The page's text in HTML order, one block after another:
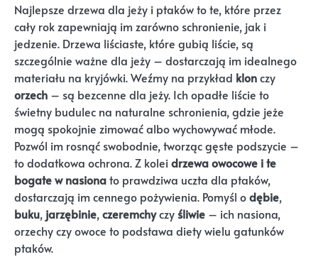
Najlepsze drzewa dla jeży i ptaków to te, które przez
cały rok zapewniają im zarówno schronienie, jak i
jedzenie. Drzewa liściaste, które gubią liście, są
szczególnie ważne dla jeży – dostarczają im idealnego
materiału na kryjówki. Weźmy na przykład klonczy
orzech – są bezcenne dla jeży. Ich opadłe liście to
świetny budulec na naturalne schronienia, gdzie jeże
mogą spokojnie zimować albo wychowywać młode.
Pozwól im rosnąć swobodnie, tworząc gęste podszycie –
to dodatkowa ochrona. Z koleidrzewa owocowe i te
bogate w nasionato prawdziwa uczta dla ptaków,
dostarczają im cennego pożywienia. Pomyśl odębie,
buku, jarzębinie,czeremchyczy śliwie – ich nasiona,
orzechy czy owoce to podstawa diety wielu gatunków
ptaków.